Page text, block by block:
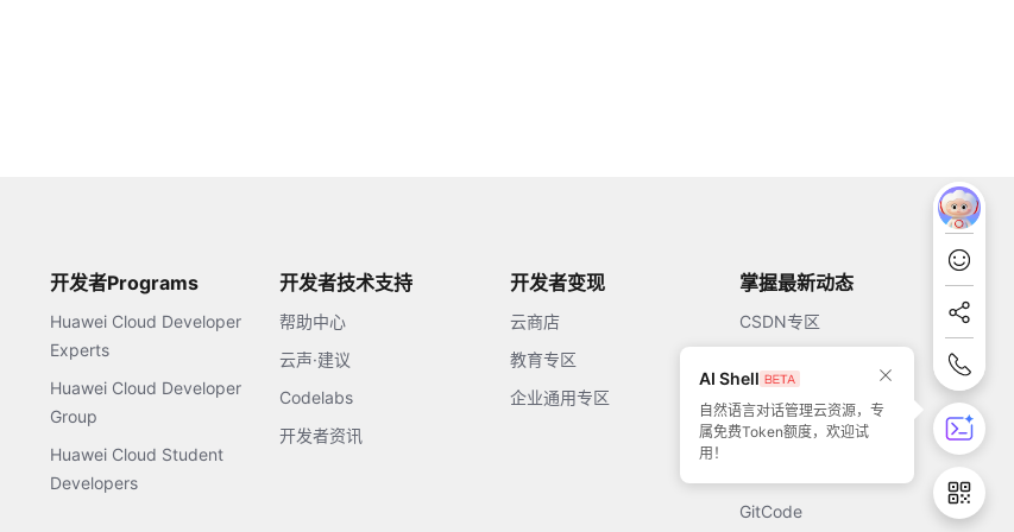
开发者Programs
Huawei Cloud Developer
Experts
Huawei Cloud Developer
Group
Huawei Cloud Student
Developers
开发者技术支持
帮助中心
云声·建议
Codelabs
开发者资讯
开发者变现
云商店
教育专区
企业通用专区
掌握最新动态
CSDN专区
51CTO
GitCode
AI Shell
自然语言对话管理云资源，专
属免费Token额度，欢迎试
用！